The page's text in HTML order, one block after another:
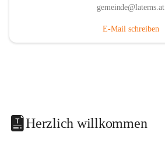
gemeinde@laterns.at
E-Mail schreiben
Herzlich willkommen